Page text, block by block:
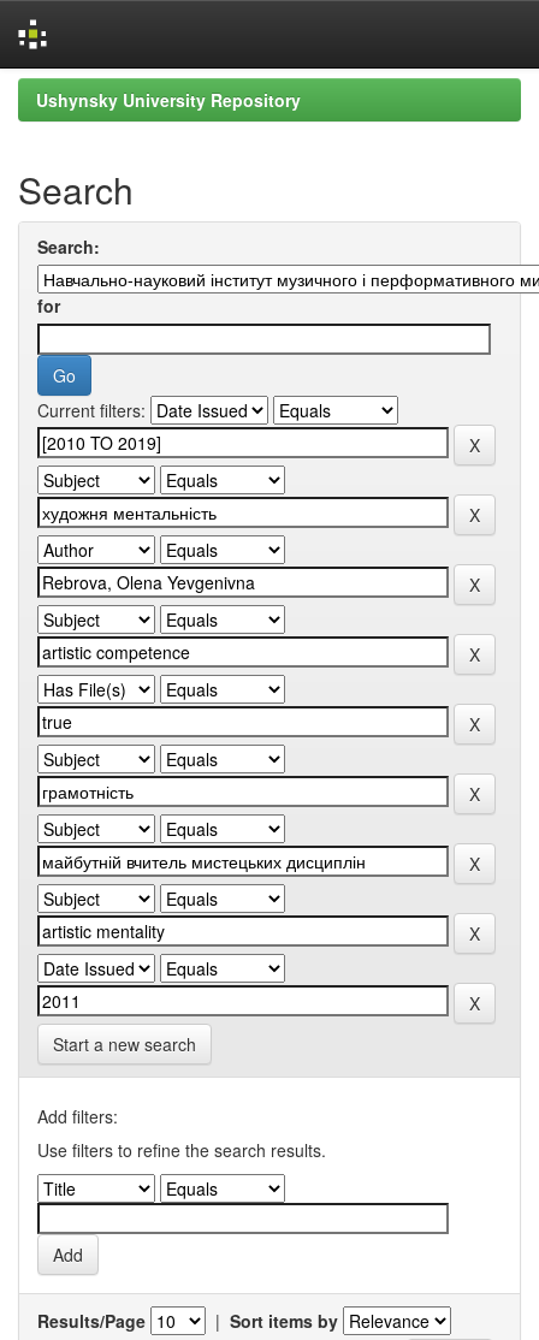
Skip
navigation
Ushynsky University Repository
Search
Search:
for
Current filters:
Start a new search
Add filters:
Use filters to refine the search results.
Results/Page | Sort items by